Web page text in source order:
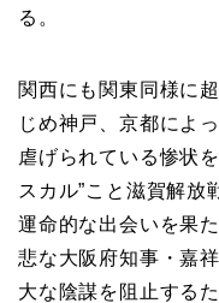
る。
関西にも関東同様に
じめ神戸、京都によ
虐げられている惨状
スカル”こと滋賀解放
運命的な出会いを果
悲な大阪府知事・嘉
大な陰謀を阻止する